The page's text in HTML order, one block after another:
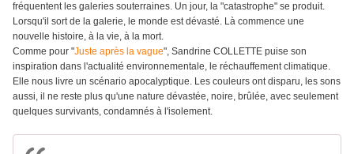
fréquentent les galeries souterraines. Un jour, la "catastrophe" se produit.
Lorsqu'il sort de la galerie, le monde est dévasté. Là commence une
nouvelle histoire, à la vie, à la mort.
Comme pour "Juste après la vague", Sandrine COLLETTE puise son
inspiration dans l'actualité environnementale, le réchauffement climatique.
Elle nous livre un scénario apocalyptique. Les couleurs ont disparu, les sons
aussi, il ne reste plus qu'une nature dévastée, noire, brûlée, avec seulement
quelques survivants, condamnés à l'isolement.